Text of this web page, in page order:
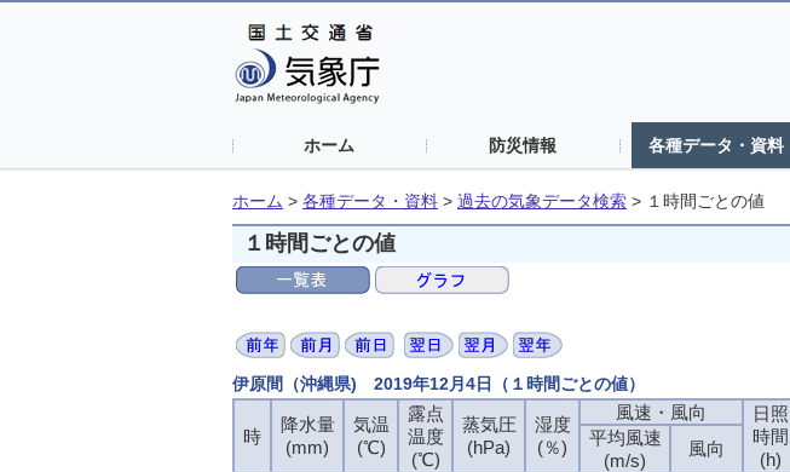
ホーム 防災情報 各種データ・資料
ホーム > 各種データ・資料 > 過去の気象データ検索 > １時間ごとの値
１時間ごとの値
伊原間（沖縄県) 2019年12月4日（１時間ごとの値）
時
降水量
(mm)
気温
(℃)
露点
温度
(℃)
蒸気圧
(hPa)
湿度
(％)
風速・風向
日照
時間
(h)
平均風速
(m/s)
風向